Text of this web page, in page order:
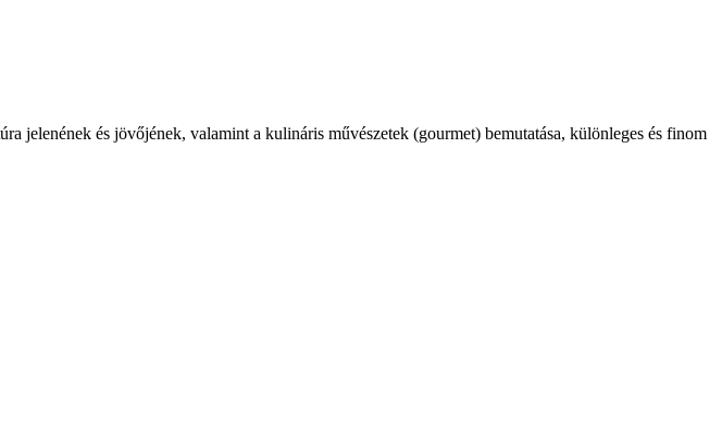
jelenének és jövőjének, valamint a kulináris művészetek (gourmet) bemutatása, különleges és finom